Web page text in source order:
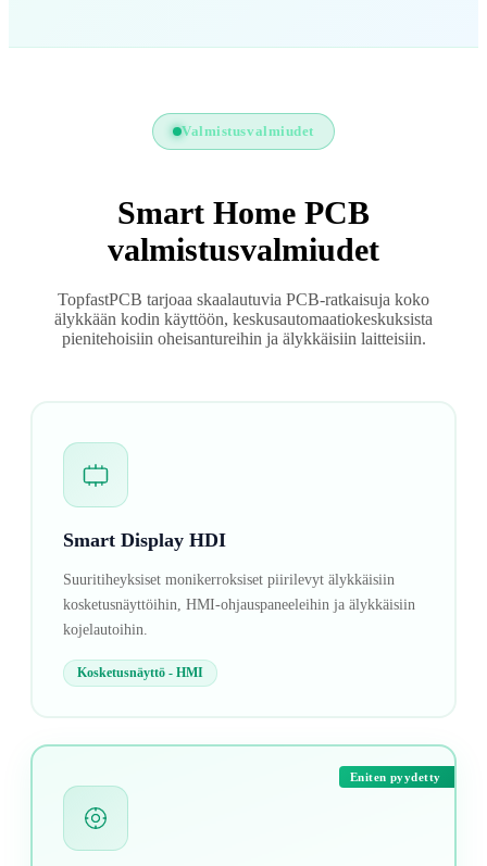
Valmistusvalmiudet
Smart Home PCB
valmistusvalmiudet
TopfastPCB tarjoaa skaalautuvia PCB-ratkaisuja koko
älykkään kodin käyttöön, keskusautomaatiokeskuksista
pienitehoisiin oheisantureihin ja älykkäisiin laitteisiin.
Smart Display HDI
Suuritiheyksiset monikerroksiset piirilevyt älykkäisiin
kosketusnäyttöihin, HMI-ohjauspaneeleihin ja älykkäisiin
kojelautoihin.
Kosketusnäyttö - HMI
Eniten pyydetty